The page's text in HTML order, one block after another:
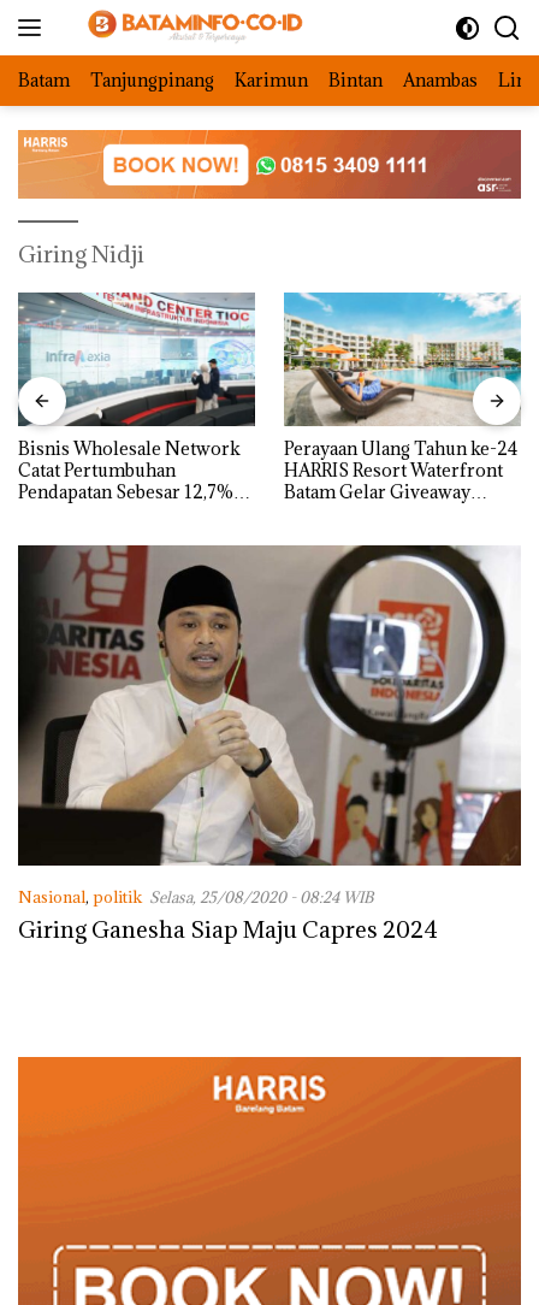
Batam Tanjungpinang Karimun Bintan Anambas
Giring Nidji
Bisnis Wholesale Network
Catat Pertumbuhan
Pendapatan Sebesar 12,7%
Perayaan Ulang Tahun ke-24
HARRIS Resort Waterfront
Batam Gelar Giveaway
Nasional, politik Selasa, 25/08/2020 - 08:24 WIB
Giring Ganesha Siap Maju Capres 2024